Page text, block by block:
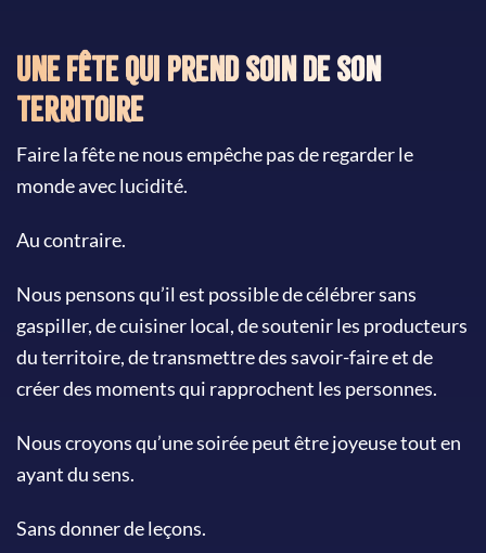
Une fête qui prend soin de son
territoire
Faire la fête ne nous empêche pas de regarder le
monde avec lucidité.
Au contraire.
Nous pensons qu’il est possible de célébrer sans
gaspiller, de cuisiner local, de soutenir les producteurs
du territoire, de transmettre des savoir-faire et de
créer des moments qui rapprochent les personnes.
Nous croyons qu’une soirée peut être joyeuse tout en
ayant du sens.
Sans donner de leçons.